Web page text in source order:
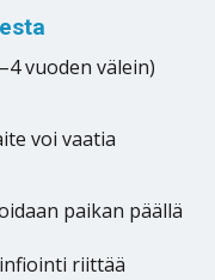
vuoden välein)
voi vaatia
paikan päällä
riittää